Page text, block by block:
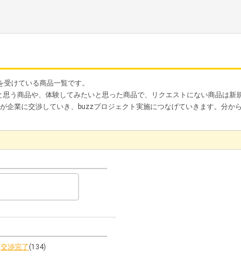
受けている商品一覧です。
う商品や、体験してみたいと思った商品で、リクエストにない商品は新
企業に交渉していき、buzzプロジェクト実施につなげていきます。分か
交渉完了 (134)